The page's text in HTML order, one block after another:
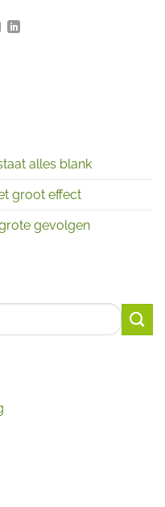
alles blank
groot effect
gevolgen